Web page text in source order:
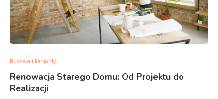
Budowa i Remonty
Renowacja Starego Domu: Od Projektu do
Realizacji